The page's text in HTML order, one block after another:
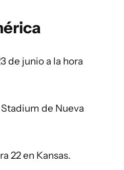
de junio a la hora
de Nueva
22 en Kansas.